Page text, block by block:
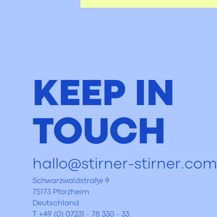
KEEP IN
TOUCH
hallo@stirner-stirner.com
Schwarzwaldstraße 9
75173 Pforzheim
Deutschland
T +49 (0) 07231 - 78 330 - 33